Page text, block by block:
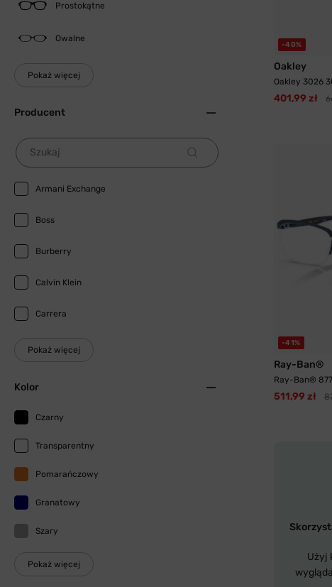
Prostokątne
Owalne
Pokaż więcej
Producent
Szukaj
Armani Exchange
Boss
Burberry
Calvin Klein
Carrera
Pokaż więcej
Kolor
Czarny
Transparentny
Pomarańczowy
Granatowy
Szary
Pokaż więcej
-40%
Oakley
Oakley 3026
401,99 zł
-41%
Ray-Ban®
Ray-Ban®
511,99 zł
Użyj